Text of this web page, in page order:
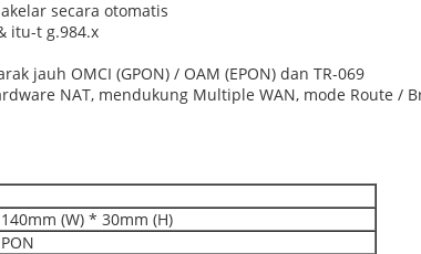
secara otomatis
itu-t g.984.x
jauh OMCI (GPON) / OAM (EPON) dan TR-069
NAT, mendukung Multiple WAN, mode Route /
(W) * 30mm (H)